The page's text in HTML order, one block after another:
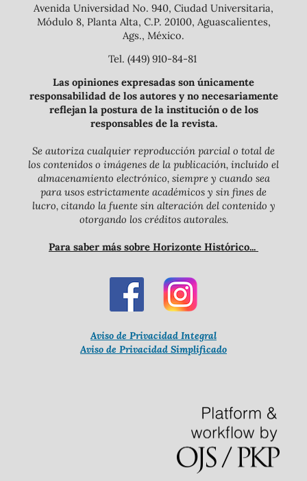
Avenida Universidad No. 940, Ciudad Universitaria,
Módulo 8, Planta Alta, C.P. 20100, Aguascalientes,
Ags., México.
Tel. (449) 910-84-81
Las opiniones expresadas son únicamente
responsabilidad de los autores y no necesariamente
reflejan la postura de la institución o de los
responsables de la revista.
Se autoriza cualquier reproducción parcial o total de
los contenidos o imágenes de la publicación, incluido el
almacenamiento electrónico, siempre y cuando sea
para usos estrictamente académicos y sin fines de
lucro, citando la fuente sin alteración del contenido y
otorgando los créditos autorales.
Para saber más sobre Horizonte Histórico...
Aviso de Privacidad Integral
Aviso de Privacidad Simplificado